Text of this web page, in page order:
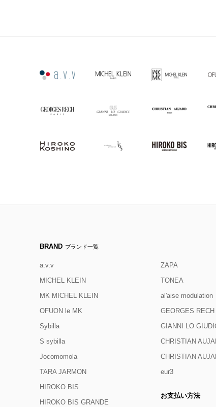
BRAND ブランド一覧
a.v.v
MICHEL KLEIN
MK MICHEL KLEIN
OFUON le MK
Sybilla
S sybilla
Jocomomola
TARA JARMON
ZAPA
TONEA
al'aise modulation
GEORGES RECH
GIANNI LO
CHRISTIAN
CHRISTIAN
eur3
HIROKO BIS
HIROKO BIS GRANDE
お支払い方法